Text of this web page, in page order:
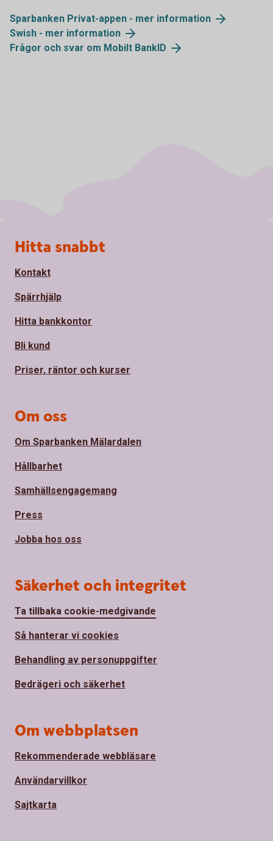
Sparbanken Privat-appen - mer information
Swish - mer information
Frågor och svar om Mobilt BankID
Sidfot
Hitta snabbt
Kontakt
Spärrhjälp
Hitta bankkontor
Bli kund
Priser, räntor och kurser
Om oss
Om Sparbanken Mälardalen
Hållbarhet
Samhällsengagemang
Press
Jobba hos oss
Säkerhet och integritet
Ta tillbaka cookie-medgivande
Så hanterar vi cookies
Behandling av personuppgifter
Bedrägeri och säkerhet
Om webbplatsen
Rekommenderade webbläsare
Användarvillkor
Sajtkarta